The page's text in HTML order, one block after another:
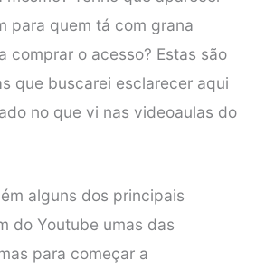
para quem tá com grana
comprar o acesso? Estas são
que buscarei esclarecer aqui
no que vi nas videoaulas do
alguns dos principais
do Youtube umas das
para começar a